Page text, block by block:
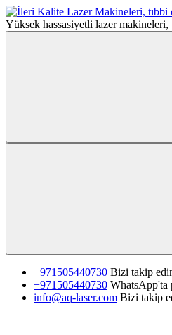
Yüksek hassasiyetli lazer makineleri,
+971505440730 Bizi takip
+971505440730 WhatsApp'ta
info@aq-laser.com Bizi takip